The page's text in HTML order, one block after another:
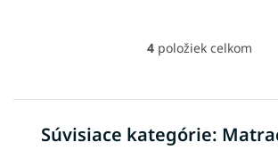
O
á
a
4 položiek celkom
Súvisiace kategórie: